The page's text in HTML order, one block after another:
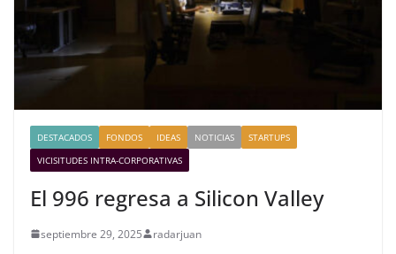
DESTACADOS FONDOS IDEAS NOTICIAS
STARTUPS
VICISITUDES INTRA-CORPORATIVAS
El 996 regresa a Silicon Valley
septiembre 29, 2025 radarjuan